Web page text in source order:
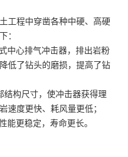
工程中穿凿各种中硬、高硬
：
中心排气冲击器，排出岩粉
低了钻头的磨损，提高了钻
结构尺寸，使冲击器获得理
速度更快、耗风量更低；
能更稳定，寿命更长。